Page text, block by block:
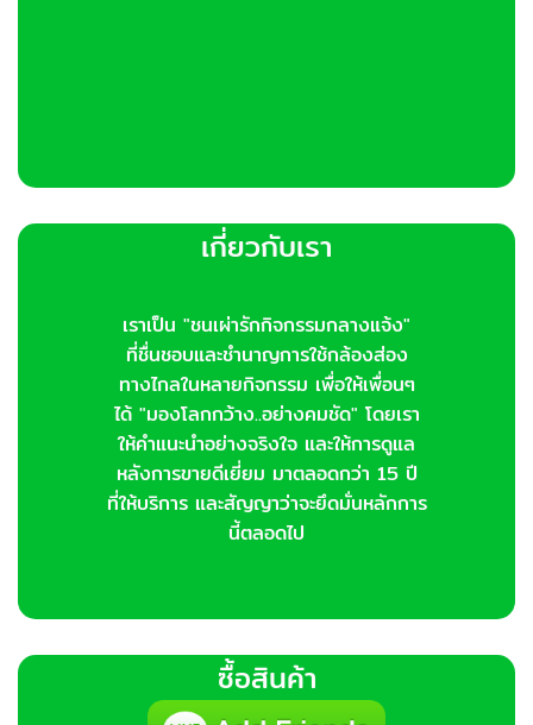
เกี่ยวกับเรา
เราเป็น "ชนเผ่ารักกิจกรรมกลางแจ้ง"
ที่ชื่นชอบและชำนาญการใช้กล้องส่อง
ทางไกลในหลายกิจกรรม เพื่อให้เพื่อนๆ
ได้ "มองโลกกว้าง..อย่างคมชัด" โดยเรา
ให้คำแนะนำอย่างจริงใจ และให้การดูแล
หลังการขายดีเยี่ยม มาตลอดกว่า 15 ปี
ที่ให้บริการ และสัญญาว่าจะยึดมั่นหลักการ
นี้ตลอดไป
ซื้อสินค้า